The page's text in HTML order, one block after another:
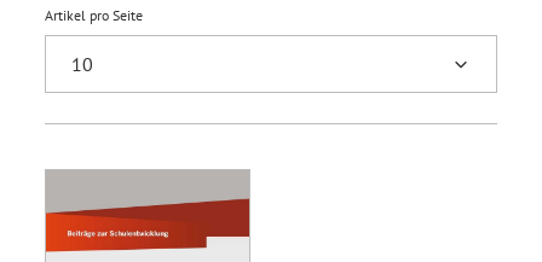
Artikel pro Seite